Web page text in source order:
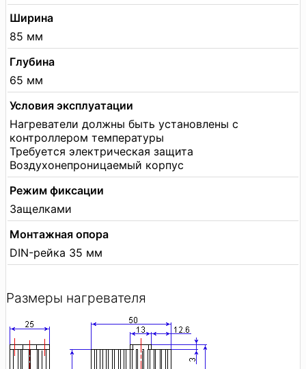
Ширина
85 мм
Глубина
65 мм
Условия эксплуатации
Нагреватели должны быть установлены с
контроллером температуры
Требуется электрическая защита
Воздухонепроницаемый корпус
Режим фиксации
Защелками
Монтажная опора
DIN-рейка 35 мм
Размеры нагревателя